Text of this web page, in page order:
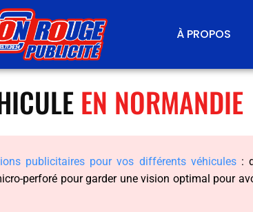
À PROPOS
EN NORMANDIE
publicitaires pour vos différents véhicules:
perforé pour garder une vision optimal pour